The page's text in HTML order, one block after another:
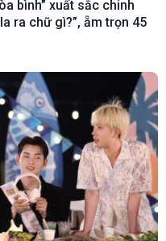
bình” xuất sắc chinh
ra chữ gì?”, ẵm trọn 45